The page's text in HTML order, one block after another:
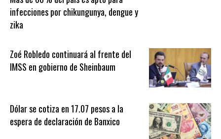
infecciones por chikungunya, dengue y
zika
Zoé Robledo continuará al frente del
IMSS en gobierno de Sheinbaum
Dólar se cotiza en 17.07 pesos a la
espera de declaración de Banxico